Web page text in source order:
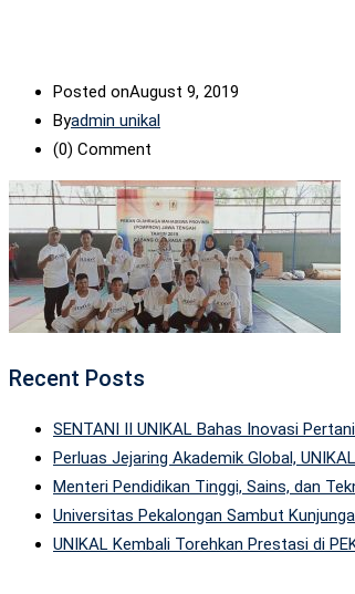
Posted onAugust 9, 2019
Byadmin unikal
(0) Comment
Recent Posts
SENTANI II UNIKAL Bahas Inovasi
Perluas Jejaring Akademik Global,
Menteri Pendidikan Tinggi, Sains, dan
Universitas Pekalongan Sambut
UNIKAL Kembali Torehkan Prestasi di